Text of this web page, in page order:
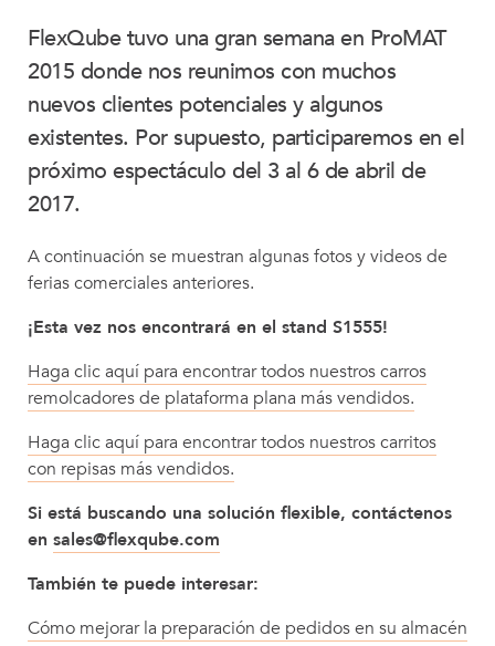
FlexQube tuvo una gran semana en ProMAT
2015 donde nos reunimos con muchos
nuevos clientes potenciales y algunos
existentes. Por supuesto, participaremos en el
próximo espectáculo del 3 al 6 de abril de
2017.
A continuación se muestran algunas fotos y videos de
ferias comerciales anteriores.
¡Esta vez nos encontrará en el stand S1555!
Haga clic aquí para encontrar todos nuestros carros
remolcadores de plataforma plana más vendidos.
Haga clic aquí para encontrar todos nuestros carritos
con repisas más vendidos.
Si está buscando una solución flexible, contáctenos
en sales@flexqube.com
También te puede interesar:
Cómo mejorar la preparación de pedidos en su almacén